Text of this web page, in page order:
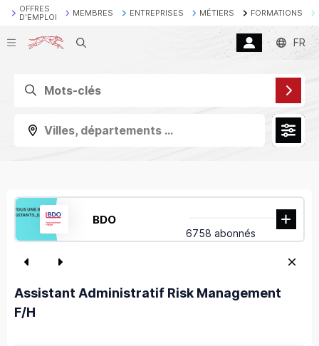
OFFRES
D'EMPLOI
MEMBRES ENTREPRISES MÉTIERS FORMATIONS
Recherche FR
Villes, départements ...
BDO
6758 abonnés
Assistant Administratif Risk Management
F/H